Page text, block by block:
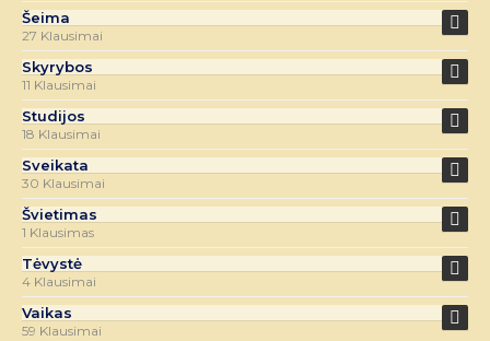
Šeima
27 Klausimai
Skyrybos
11 Klausimai
Studijos
18 Klausimai
Sveikata
30 Klausimai
Švietimas
1 Klausimas
Tėvystė
4 Klausimai
Vaikas
59 Klausimai